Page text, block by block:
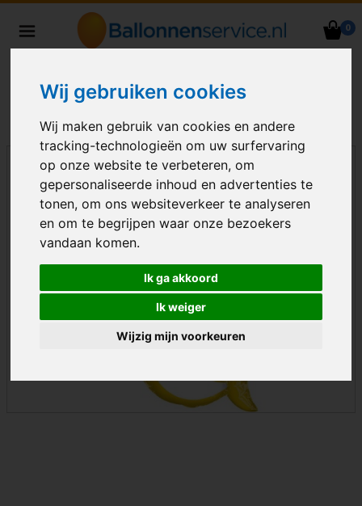
Wij gebruiken cookies
Wij maken gebruik van cookies en andere
tracking-technologieën om uw surfervaring
op onze website te verbeteren, om
gepersonaliseerde inhoud en advertenties te
tonen, om ons websiteverkeer te analyseren
en om te begrijpen waar onze bezoekers
vandaan komen.
Ik ga akkoord
Ik weiger
Wijzig mijn voorkeuren
0
Nederland